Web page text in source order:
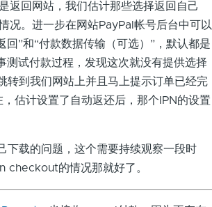
返回网站，我们估计那些选择返回自己
况。进一步在网站PayPal帐号后台中可以
回”和“付款数据传输（可选）”，默认都是
测试付款过程，发现这次就没有提供选择
转到我们网站上并且马上提示订单已经完
估计设置了自动返还后，那个IPN的设置
载的问题，这个需要持续观察一段时
checkout的情况那就好了。